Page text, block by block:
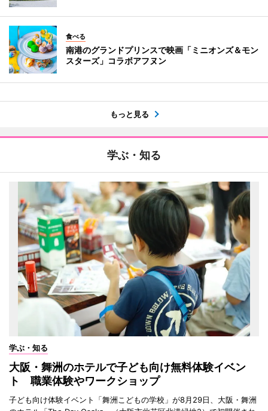
食べる
南港のグランドプリンスで映画「ミニオンズ＆モン
スターズ」コラボアフヌン
もっと見る
学ぶ・知る
学ぶ・知る
大阪・舞洲のホテルで子ども向け無料体験イベン
ト 職業体験やワークショップ
子ども向け体験イベント「舞洲こどもの学校」が8月29日、大阪・舞洲